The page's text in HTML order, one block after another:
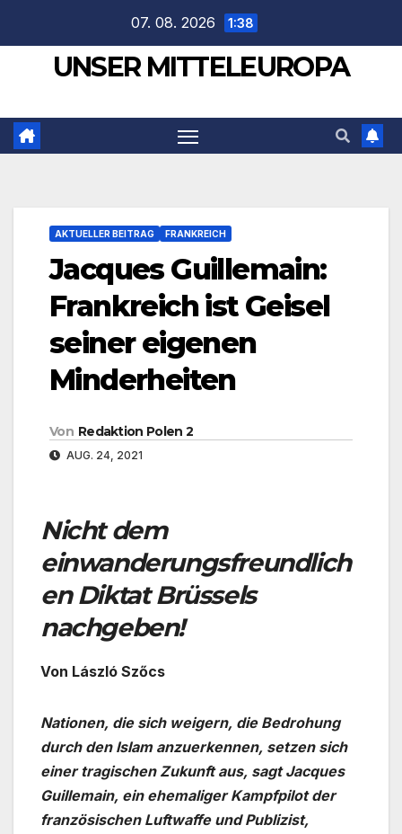
springen
07. 08. 2026 1:38
UNSER MITTELEUROPA
AKTUELLER BEITRAG FRANKREICH
Jacques Guillemain:
Frankreich ist Geisel
seiner eigenen
Minderheiten
Von Redaktion Polen 2
AUG. 24, 2021
Nicht dem
einwanderungsfreundlich
en Diktat Brüssels
nachgeben!
Von László Szőcs
Nationen, die sich weigern, die Bedrohung
durch den Islam anzuerkennen, setzen sich
einer tragischen Zukunft aus, sagt Jacques
Guillemain, ein ehemaliger Kampfpilot der
französischen Luftwaffe und Publizist,